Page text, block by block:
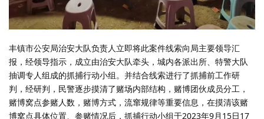
丰镇市公安局治安大队负责人立即将此案件线索向局主要领导汇
报，经领导指示，成立由治安大队牵头，城内各派出所、特警大队
抽调专人组成的抓捕行动小组。并结合线索进行了抓捕前工作研
判，经研判，民警逐步摸清了赌场内部结构，赌博团伙成员分工，
赌博窝点参赌人数，赌博方式，流窜规律等重要信息，在摸清该赌
博窝点具体位置、参赌情况后，抓捕行动小组于2023年9月15日17